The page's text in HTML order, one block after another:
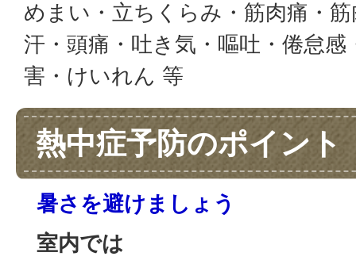
めまい・立ちくらみ・筋肉痛・
汗・頭痛・吐き気・嘔吐・倦怠感
害・けいれん 等
熱中症予防のポイント
暑さを避けましょう
室内では